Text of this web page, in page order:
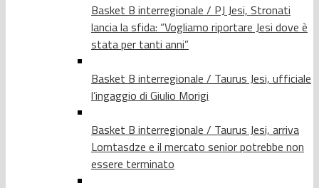
Basket B interregionale / PJ Jesi, Stronati
lancia la sfida: “Vogliamo riportare Jesi dove è
stata per tanti anni”
Basket B interregionale / Taurus Jesi, ufficiale
l’ingaggio di Giulio Morigi
Basket B interregionale / Taurus Jesi, arriva
Lomtasdze e il mercato senior potrebbe non
essere terminato